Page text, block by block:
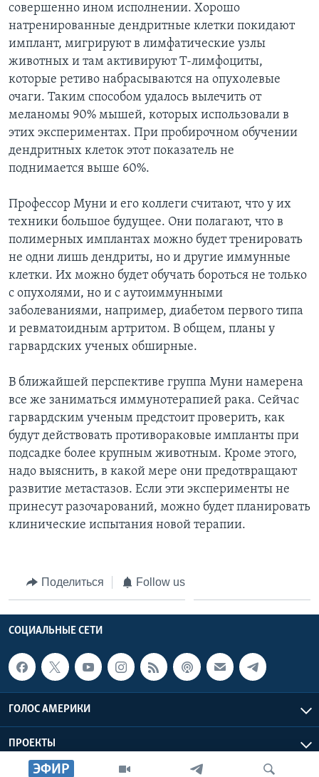
ЭФИР
совершенно ином исполнении. Хорошо
натренированные дендритные клетки покидают
имплант, мигрируют в лимфатические узлы
животных и там активируют Т-лимфоциты,
которые ретиво набрасываются на опухолевые
очаги. Таким способом удалось вылечить от
меланомы 90% мышей, которых использовали в
этих экспериментах. При пробирочном обучении
дендритных клеток этот показатель не
поднимается выше 60%.
Профессор Муни и его коллеги считают, что у их
техники большое будущее. Они полагают, что в
полимерных имплантах можно будет тренировать
не одни лишь дендриты, но и другие иммунные
клетки. Их можно будет обучать бороться не только
с опухолями, но и с аутоиммунными
заболеваниями, например, диабетом первого типа
и ревматоидным артритом. В общем, планы у
гарвардских ученых обширные.
В ближайшей перспективе группа Муни намерена
все же заниматься иммунотерапией рака. Сейчас
гарвардским ученым предстоит проверить, как
будут действовать противораковые импланты при
подсадке более крупным животным. Кроме этого,
надо выяснить, в какой мере они предотвращают
развитие метастазов. Если эти эксперименты не
принесут разочарований, можно будет планировать
клинические испытания новой терапии.
Поделиться Follow us
СОЦИАЛЬНЫЕ СЕТИ
ГОЛОС АМЕРИКИ
ПРОЕКТЫ